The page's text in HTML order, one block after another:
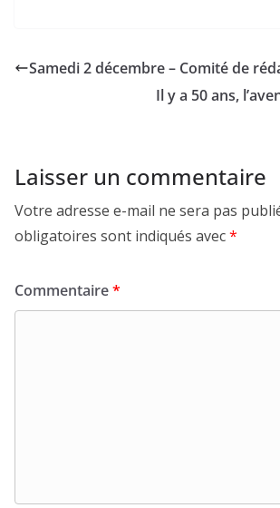
Samedi 2 décembre – Comité de
Il y a 50 ans,
Laisser un commentaire
Votre adresse e-mail ne sera pas
obligatoires sont indiqués avec*
Commentaire*